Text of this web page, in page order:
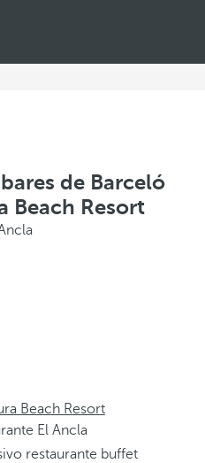
de Barceló
Beach Resort
Beach Resort
El Ancla
restaurante buffet